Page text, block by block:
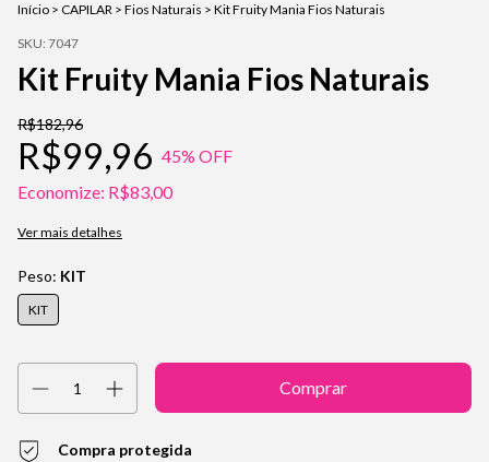
Início > CAPILAR > Fios Naturais > Kit Fruity Mania Fios Naturais
SKU: 7047
Kit Fruity Mania Fios Naturais
R$182,96
R$99,96 45% OFF
Economize: R$83,00
Ver mais detalhes
Peso: KIT
KIT
Compra protegida